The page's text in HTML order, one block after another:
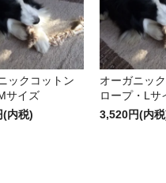
ックコットン
サイズ
(内税)
オーガニッ
ロープ・Lサ
3,520円(内